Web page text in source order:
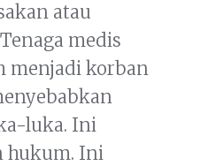
atau
medis
menjadi korban
luka. Ini
hukum. Ini